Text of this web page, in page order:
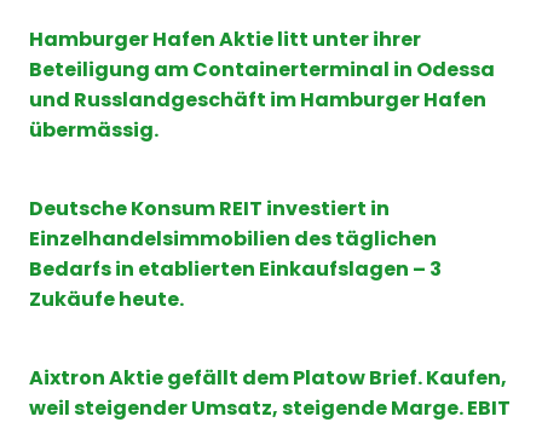
Hamburger Hafen Aktie litt unter ihrer
Beteiligung am Containerterminal in Odessa
und Russlandgeschäft im Hamburger Hafen
übermässig.
Deutsche Konsum REIT investiert in
Einzelhandelsimmobilien des täglichen
Bedarfs in etablierten Einkaufslagen – 3
Zukäufe heute.
Aixtron Aktie gefällt dem Platow Brief. Kaufen,
weil steigender Umsatz, steigende Marge. EBIT